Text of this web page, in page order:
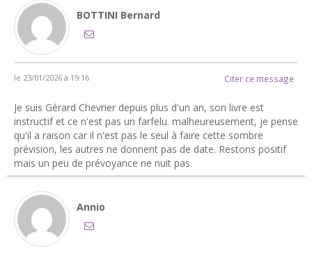
BOTTINI Bernard
le 23/01/2026 à 19:16 Citer ce message
Je suis Gérard Chevrier depuis plus d'un an, son livre est
instructif et ce n'est pas un farfelu. malheureusement, je pense
qu'il a raison car il n'est pas le seul à faire cette sombre
prévision, les autres ne donnent pas de date. Restons positif
mais un peu de prévoyance ne nuit pas.
Annio